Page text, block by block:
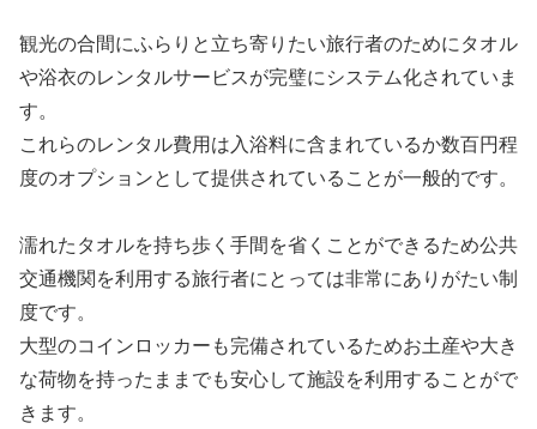
観光の合間にふらりと立ち寄りたい旅行者のためにタオル
や浴衣のレンタルサービスが完璧にシステム化されていま
す。
これらのレンタル費用は入浴料に含まれているか数百円程
度のオプションとして提供されていることが一般的です。
濡れたタオルを持ち歩く手間を省くことができるため公共
交通機関を利用する旅行者にとっては非常にありがたい制
度です。
大型のコインロッカーも完備されているためお土産や大き
な荷物を持ったままでも安心して施設を利用することがで
きます。